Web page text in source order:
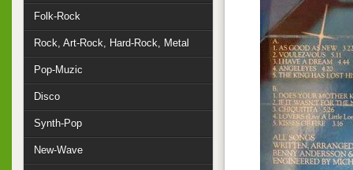
Folk-Rock
Rock, Art-Rock, Hard-Rock, Metal
Pop-Muzic
Disco
Synth-Pop
New-Wave